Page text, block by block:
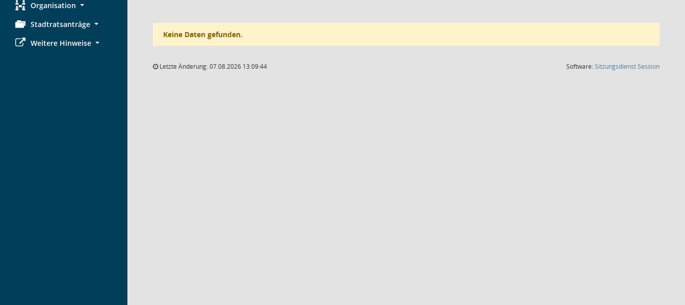
Organisation
Stadtratsanträge
Weitere Hinweise
Keine Daten gefunden.
Letzte Änderung: 07.08.2026 13:09:44 Software:SitzungsdienstSession(Wird in